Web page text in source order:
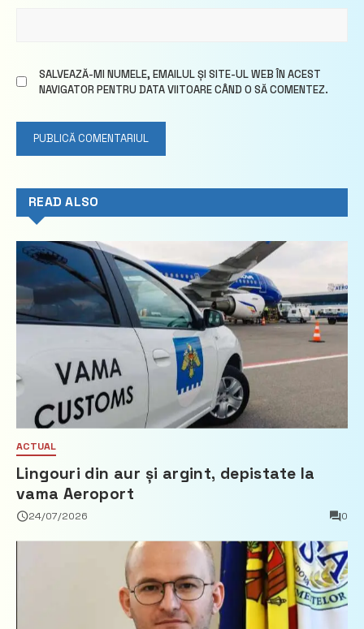
SALVEAZĂ-MI NUMELE, EMAILUL ȘI SITE-UL WEB ÎN ACEST
NAVIGATOR PENTRU DATA VIITOARE CÂND O SĂ COMENTEZ.
READ ALSO
ACTUAL
Lingouri din aur și argint, depistate la
vama Aeroport
24/07/2026 0